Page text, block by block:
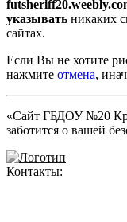
указывать никаких
сайтах.
Если Вы не хотите
нажмите отмена,
«Сайт ГБДОУ №20
заботится о вашей
Контакты: